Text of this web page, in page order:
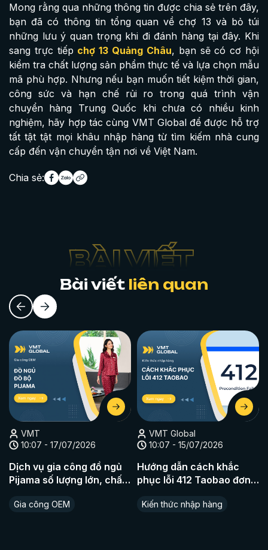
Mong rằng qua những thông tin được chia sẻ trên đây,
bạn đã có thông tin tổng quan về chợ 13 và bỏ túi
những lưu ý quan trọng khi đi đánh hàng tại đây. Khi
sang trực tiếp chợ 13 Quảng Châu, bạn sẽ có cơ hội
kiểm tra chất lượng sản phẩm thực tế và lựa chọn mẫu
mã phù hợp. Nhưng nếu bạn muốn tiết kiệm thời gian,
công sức và hạn chế rủi ro trong quá trình vận
chuyển hàng Trung Quốc khi chưa có nhiều kinh
nghiệm, hãy hợp tác cùng VMT Global để được hỗ trợ
tất tật tật mọi khâu nhập hàng từ tìm kiếm nhà cung
cấp đến vận chuyển tận nơi về Việt Nam.
Chia sẻ:
Bài viết liên quan
VMT
10:07 - 17/07/2026
Dịch vụ gia công đồ ngủ
Pijama số lượng lớn, chất
Gia công OEM
VMT Global
10:07 - 15/07/2026
Hướng dẫn cách khắc
phục lỗi 412 Taobao đơn
Kiến thức nhập hàng